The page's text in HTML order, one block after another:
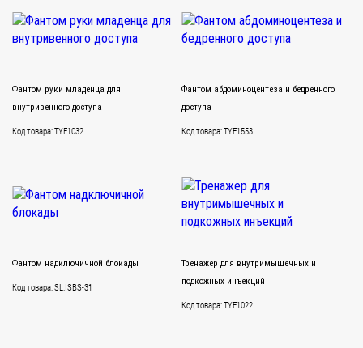
Фантом руки младенца для
внутривенного доступа
Код товара: TYE1032
Фантом абдоминоцентеза и бедренного
доступа
Код товара: TYE1553
Фантом надключичной блокады
Код товара: SL.ISBS-31
Тренажер для внутримышечных и
подкожных инъекций
Код товара: TYE1022